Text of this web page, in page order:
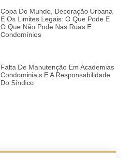
Copa Do Mundo, Decoração Urbana
E Os Limites Legais: O Que Pode E
O Que Não Pode Nas Ruas E
Condomínios
Falta De Manutenção Em Academias
Condominiais E A Responsabilidade
Do Síndico